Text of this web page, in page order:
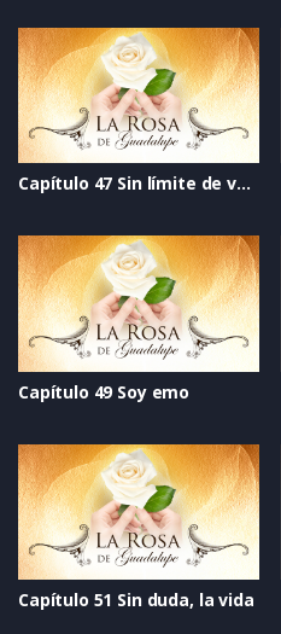
Capítulo 47 Sin límite de velocidad
Capítulo 49 Soy emo
Capítulo 51 Sin duda, la vida